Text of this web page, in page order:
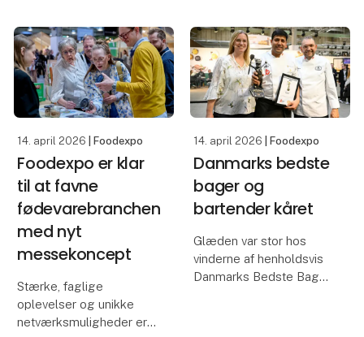
14. april 2026 | Foodexpo
Foodexpo er klar
til at favne
fødevarebranchen
med nyt
messekoncept
Stærke, faglige
oplevelser og unikke
netværksmuligheder er i
14. april 2026 | Foodexpo
Danmarks bedste
bager og
bartender kåret
Glæden var stor hos
vinderne af henholdsvis
Danmarks Bedste Bager